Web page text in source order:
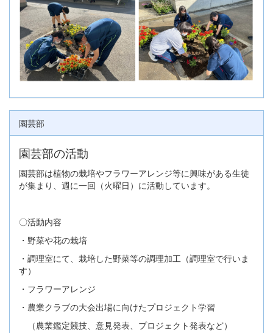
園芸部
園芸部の活動
園芸部は植物の栽培やフラワーアレンジ等に興味がある生徒
が集まり、週に一回（火曜日）に活動しています。
〇活動内容
・野菜や花の栽培
・調理室にて、栽培した野菜等の調理加工（調理室で行いま
す）
・フラワーアレンジ
・農業クラブの大会出場に向けたプロジェクト学習
（農業鑑定競技、意見発表、プロジェクト発表など）